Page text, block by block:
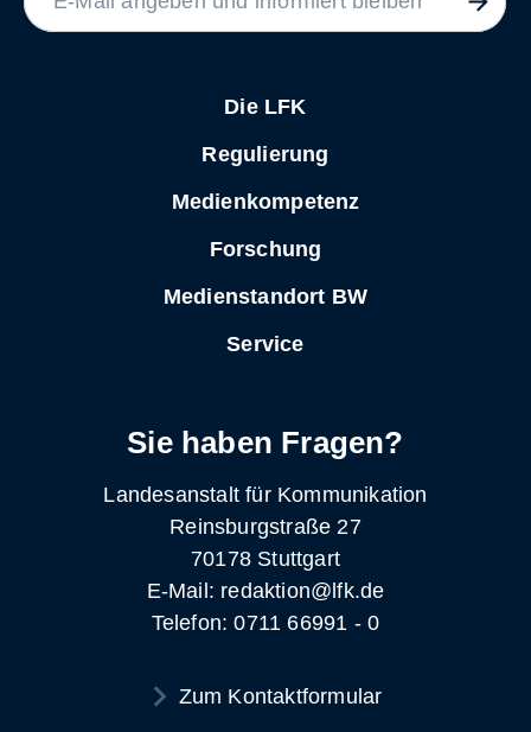
Die LFK
Regulierung
Medienkompetenz
Forschung
Medienstandort BW
Service
Sie haben Fragen?
Landesanstalt für Kommunikation
Reinsburgstraße 27
70178 Stuttgart
E-Mail: redaktion@lfk.de
Telefon: 0711 66991 - 0
Zum Kontaktformular